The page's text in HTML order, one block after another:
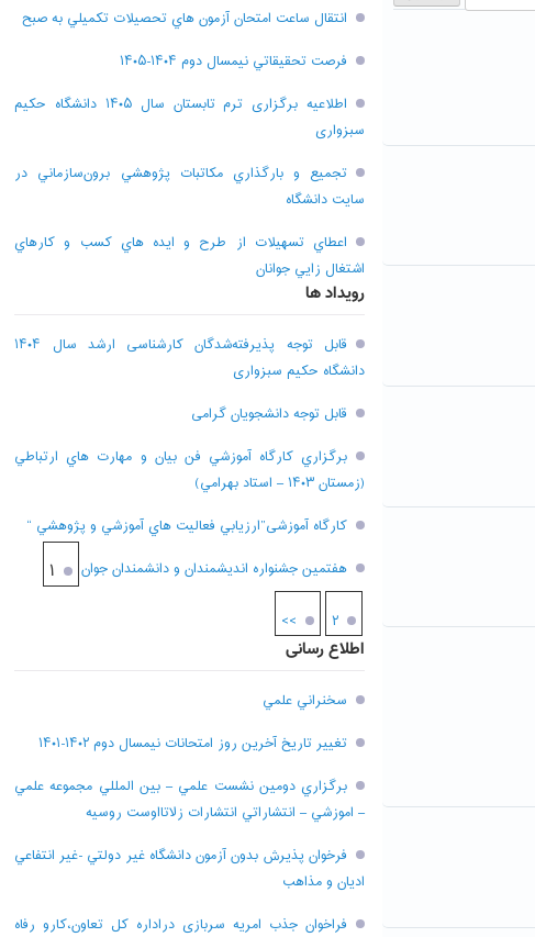
انتقال ساعت امتحان آزمون هاي تحصيلات تکميلي به صبح
فرصت تحقيقاتي نیمسال دوم ۱۴۰۴-۱۴۰۵
اطلاعیه برگزاری ترم تابستان سال ۱۴۰۵ دانشگاه حکیم
سبزواری
تجميع و بارگذاري مکاتبات پژوهشي برون‌سازماني در
سايت دانشگاه
اعطاي تسهيلات از طرح و ايده هاي کسب و کارهاي
اشتغال زايي جوانان
رویداد ها
قابل توجه پذیرفته‌شدگان کارشناسی ارشد سال ۱۴۰۴
دانشگاه حکیم سبزواری
قابل توجه دانشجویان گرامی
برگزاري کارگاه آموزشي فن بيان و مهارت هاي ارتباطي
(زمستان ۱۴۰۳ – استاد بهرامي)
کارگاه آموزشی”ارزيابي فعاليت هاي آموزشي و پژوهشي “
هفتمين جشنواره انديشمندان و دانشمندان جوان
۱
۲ >>
اطلاع رسانی
سخنراني علمي
تغيير تاريخ آخرين روز امتحانات نيمسال دوم ۱۴۰۲-۱۴۰۱
برگزاري دومين نشست علمي – بين المللي مجموعه علمي
– اموزشي – انتشاراتي انتشارات زلاتااوست روسيه
فرخوان پذيرش بدون آزمون دانشگاه غير دولتي -غير انتفاعي
اديان و مذاهب
فراخوان جذب امریه سربازی دراداره کل تعاون،کارو رفاه